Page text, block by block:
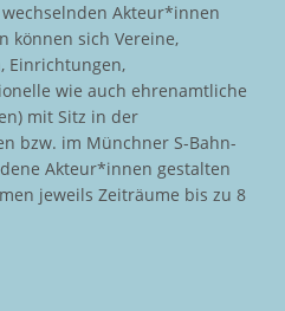
Akteur*innen
können sich Vereine,
Einrichtungen,
wie auch ehrenamtliche
mit Sitz in der
bzw. im Münchner S-Bahn-
Akteur*innen gestalten
jeweils Zeiträume bis zu 8